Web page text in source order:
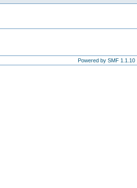
Powered by SMF 1.1.10